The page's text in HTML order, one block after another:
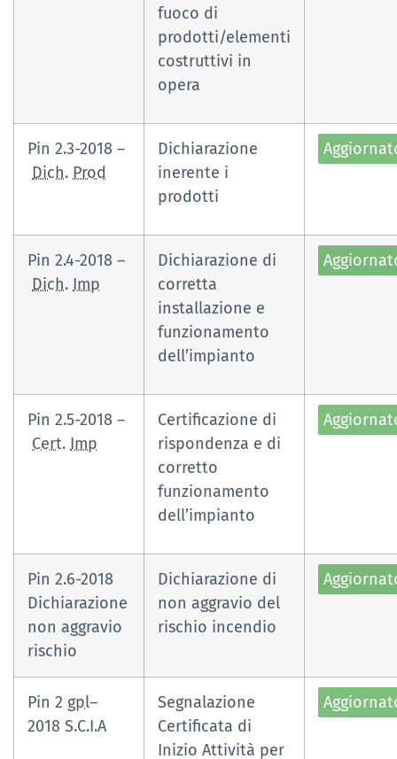
fuoco di
prodotti/elementi
costruttivi in
opera
Pin 2.3-2018 –
Dich. Prod
Dichiarazione
inerente i
prodotti
Pin 2.4-2018 –
Dich. Imp
Dichiarazione di
corretta
installazione e
funzionamento
dell’impianto
Pin 2.5-2018 –
Cert. Imp
Certificazione di
rispondenza e di
corretto
funzionamento
dell’impianto
Pin 2.6-2018
Dichiarazione
non aggravio
rischio
Dichiarazione di
non aggravio del
rischio incendio
Pin 2 gpl–
2018 S.C.I.A
Segnalazione
Certificata di
Inizio Attività per